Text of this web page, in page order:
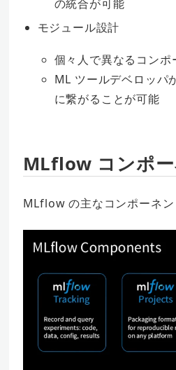
の統合が可能
モジュール設計
個々人で異なるコン
ML ツールデベロッパ
に繋がることが可能
MLflow コンポー
MLflow の主なコンポーネン